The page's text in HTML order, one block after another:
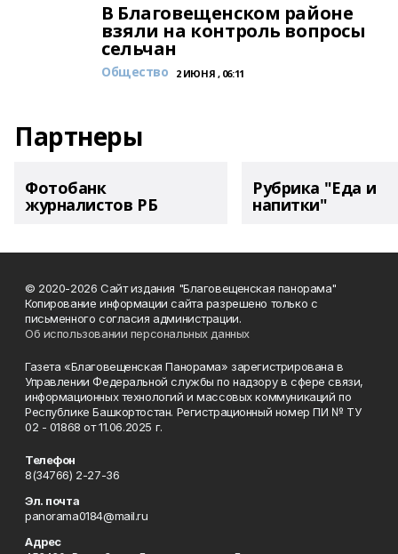
В Благовещенском районе
взяли на контроль вопросы
сельчан
Общество 2 ИЮНЯ , 06:11
Партнеры
Фотобанк
журналистов РБ
Рубрика "Еда и
напитки"
© 2020-2026 Сайт издания "Благовещенская панорама"
Копирование информации сайта разрешено только с
письменного согласия администрации.
Об использовании персональных данных
Газета «Благовещенская Панорама» зарегистрирована в
Управлении Федеральной службы по надзору в сфере связи,
информационных технологий и массовых коммуникаций по
Республике Башкортостан. Регистрационный номер ПИ № ТУ
02 - 01868 от 11.06.2025 г.
Телефон
8(34766) 2-27-36
Эл. почта
panorama0184@mail.ru
Адрес